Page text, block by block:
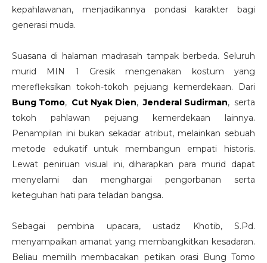
kepahlawanan, menjadikannya pondasi karakter bagi
generasi muda.
Suasana di halaman madrasah tampak berbeda. Seluruh
murid MIN 1 Gresik mengenakan kostum yang
merefleksikan tokoh-tokoh pejuang kemerdekaan. Dari
Bung Tomo, Cut Nyak Dien,Jenderal Sudirman, serta
tokoh pahlawan pejuang kemerdekaan lainnya.
Penampilan ini bukan sekadar atribut, melainkan sebuah
metode edukatif untuk membangun empati historis.
Lewat peniruan visual ini, diharapkan para murid dapat
menyelami dan menghargai pengorbanan serta
keteguhan hati para teladan bangsa.
Sebagai pembina upacara, ustadz Khotib, S.Pd.
menyampaikan amanat yang membangkitkan kesadaran.
Beliau memilih membacakan petikan orasi Bung Tomo